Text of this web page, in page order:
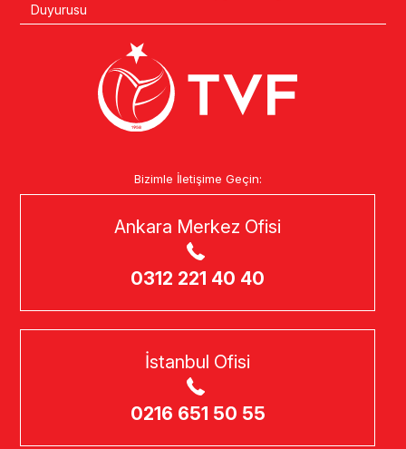
Duyurusu
Bizimle İletişime Geçin:
Ankara Merkez Ofisi
0312 221 40 40
İstanbul Ofisi
0216 651 50 55